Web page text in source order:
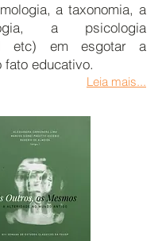
a taxonomia, a
a psicologia
etc) em esgotar a
fato educativo.
Leia mais...